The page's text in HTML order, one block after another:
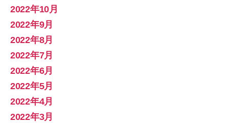
2022年10月
2022年9月
2022年8月
2022年7月
2022年6月
2022年5月
2022年4月
2022年3月